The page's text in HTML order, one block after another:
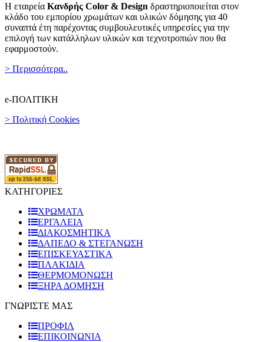
Η εταιρεία Κανδρής Color & Design δραστηριοποιείται στον
κλάδο του εμπορίου χρωμάτων και υλικών δόμησης για 40
συναπτά έτη παρέχοντας συμβουλευτικές υπηρεσίες για την
επιλογή των κατάλληλων υλικών και τεχνοτροπιών που θα
εφαρμοστούν.
> Περισσότερα..
e-ΠΟΛΙΤΙΚΗ
> Πολιτική Cookies
ΚΑΤΗΓΟΡΙΕΣ
ΧΡΩΜΑΤΑ
ΕΡΓΑΛΕΙΑ
ΔΙΑΚΟΣΜΗΤΙΚΑ
ΔΑΠΕΔΟ & ΣΤΕΓΑΝΩΣΗ
ΕΠΙΣΚΕΥΑΣΤΙΚΑ
ΠΛΑΚΙΔΙA
ΘΕΡΜΟΜΟΝΩΣΗ
ΞΗΡΑ ΔΟΜΗΣΗ
ΓΝΩΡΙΣΤΕ ΜΑΣ
ΠΡΟΦΙΛ
ΕΠΙΚΟΙΝΩΝΙΑ